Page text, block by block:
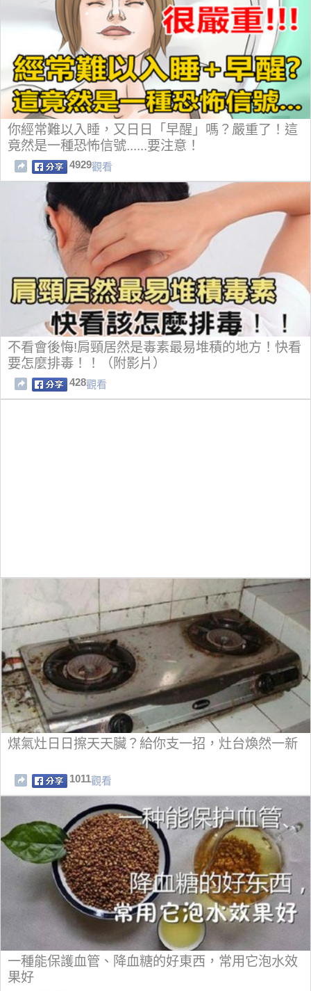
你經常難以入睡，又日日「早醒」嗎？嚴重了！這
竟然是一種恐怖信號......要注意！
4929觀看
不看會後悔!肩頸居然是毒素最易堆積的地方！快看
要怎麼排毒！！（附影片）
428觀看
煤氣灶日日擦天天臟？給你支一招，灶台煥然一新
1011觀看
一種能保護血管、降血糖的好東西，常用它泡水效
果好